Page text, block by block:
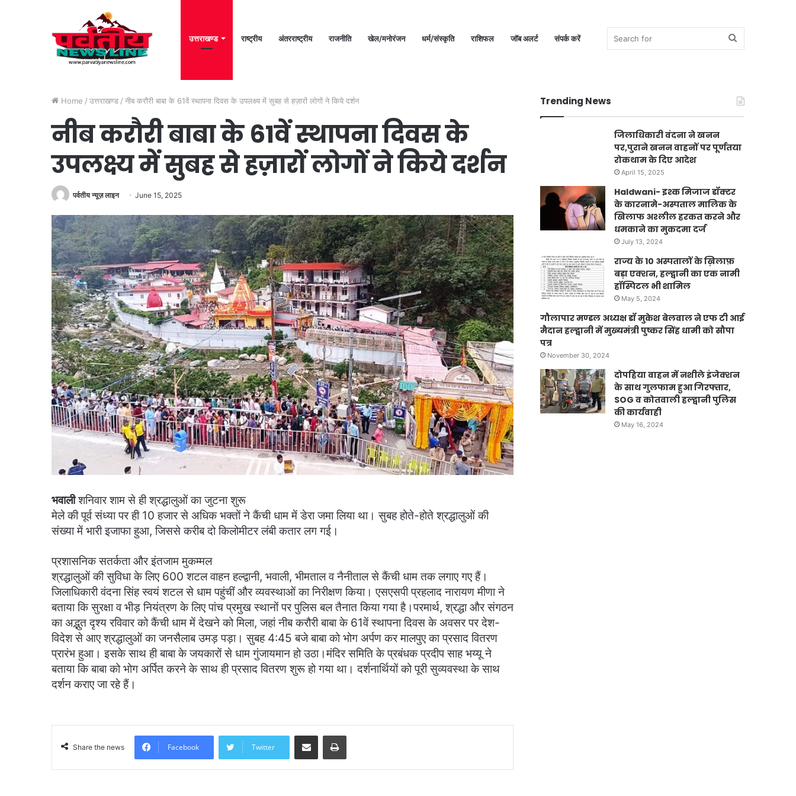
उत्तराखण्ड राष्ट्रीय अंतरराष्ट्रीय राजनीति खेल/मनोरंजन धर्म/संस्कृति राशिफल जॉब अलर्ट संपर्क करें
for
Home / उत्तराखण्ड / नीब करौरी बाबा के 61वें स्थापना दिवस के उपलक्ष्य में सुबह से हज़ारों लोगों ने किये दर्शन
नीब करौरी बाबा के 61वें स्थापना दिवस के
उपलक्ष्य में सुबह से हज़ारों लोगों ने किये दर्शन
पर्वतीय न्यूज़ लाइन June 15, 2025
भवालीशनिवार शाम से ही श्रद्धालुओं का जुटना शुरू
मेले की पूर्व संध्या पर ही 10 हजार से अधिक भक्तों ने कैंची धाम में डेरा जमा लिया था। सुबह होते-होते श्रद्धालुओं की
संख्या में भारी इजाफा हुआ, जिससे करीब दो किलोमीटर लंबी कतार लग गई।
प्रशासनिक सतर्कता और इंतजाम मुकम्मल
श्रद्धालुओं की सुविधा के लिए 600 शटल वाहन हल्द्वानी, भवाली, भीमताल व नैनीताल से कैंची धाम तक लगाए गए हैं।
जिलाधिकारी वंदना सिंह स्वयं शटल से धाम पहुंचीं और व्यवस्थाओं का निरीक्षण किया। एसएसपी प्रहलाद नारायण मीणा ने
बताया कि सुरक्षा व भीड़ नियंत्रण के लिए पांच प्रमुख स्थानों पर पुलिस बल तैनात किया गया है।परमार्थ, श्रद्धा और संगठन
का अद्भुत दृश्य रविवार को कैंची धाम में देखने को मिला, जहां नीब करौरी बाबा के 61वें स्थापना दिवस के अवसर पर देश-
विदेश से आए श्रद्धालुओं का जनसैलाब उमड़ पड़ा। सुबह 4:45 बजे बाबा को भोग अर्पण कर मालपुए का प्रसाद वितरण
प्रारंभ हुआ। इसके साथ ही बाबा के जयकारों से धाम गुंजायमान हो उठा।मंदिर समिति के प्रबंधक प्रदीप साह भय्यू ने
बताया कि बाबा को भोग अर्पित करने के साथ ही प्रसाद वितरण शुरू हो गया था। दर्शनार्थियों को पूरी सुव्यवस्था के साथ
दर्शन कराए जा रहे हैं।
Share the news Facebook Twitter
Share via Email Print
Trending News
जिलाधिकारी वंदना ने खनन
पर,पुराने खनन वाहनों पर पूर्णतया
रोकथाम के दिए आदेश
April 15, 2025
Haldwani- इश्क मिजाज डॉक्टर
के कारनामे-अस्पताल मालिक के
खिलाफ अश्लील हरकत करने और
धमकाने का मुकदमा दर्ज
July 13, 2024
राज्य के 10 अस्पतालों के ख़िलाफ़
बड़ा एक्शन, हल्द्वानी का एक नामी
हॉस्पिटल भी शामिल
May 5, 2024
गौलापार मण्डल अध्यक्ष डॉ मुकेश बेलवाल ने एफ टी आई
मैदान हल्द्वानी में मुख्यमंत्री पुष्कर सिंह धामी को सौपा
पत्र
November 30, 2024
दोपहिया वाहन में नशीले इंजेक्शन
के साथ गुलफाम हुआ गिरफ्तार,
SOG व कोतवाली हल्द्वानी पुलिस
की कार्यवाही
May 16, 2024